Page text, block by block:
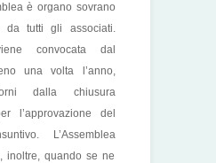
è organo sovrano
da tutti gli associati.
convocata dal
una volta l’anno,
dalla chiusura
l’approvazione del
L’Assemblea
inoltre, quando se ne